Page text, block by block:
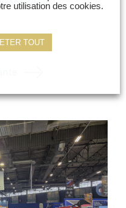
liste
utilisation des cookies.
TOUT